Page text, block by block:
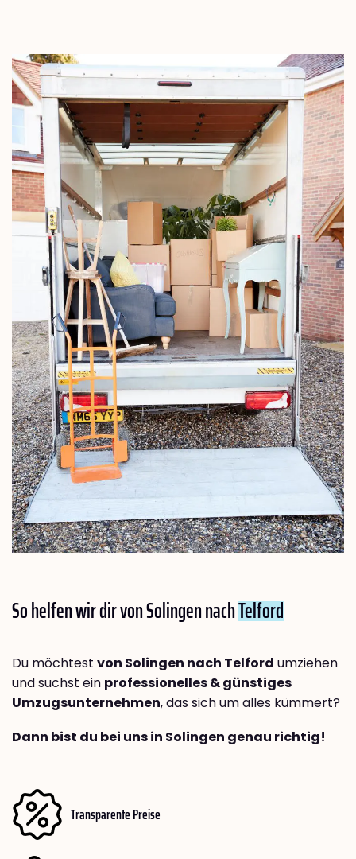
So helfen wir dir von Solingen nachTelford
Du möchtest von Solingen nach Telford umziehen
und suchst ein professionelles & günstiges
Umzugsunternehmen, das sich um alles kümmert?
Dann bist du bei uns in Solingen genau richtig!
Transparente Preise